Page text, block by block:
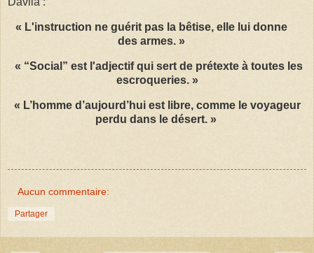
« L'instruction ne guérit pas la bêtise, elle lui donne
des armes. »
« “Social” est l'adjectif qui sert de prétexte à toutes les
escroqueries. »
« L’homme d’aujourd’hui est libre, comme le voyageur
perdu dans le désert. »
Aucun commentaire:
Partager